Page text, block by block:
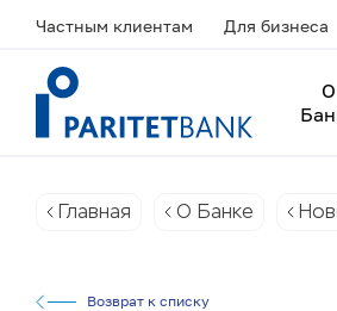
Частным клиентам Для бизнеса
О
Главная О Банке
Возврат к списку